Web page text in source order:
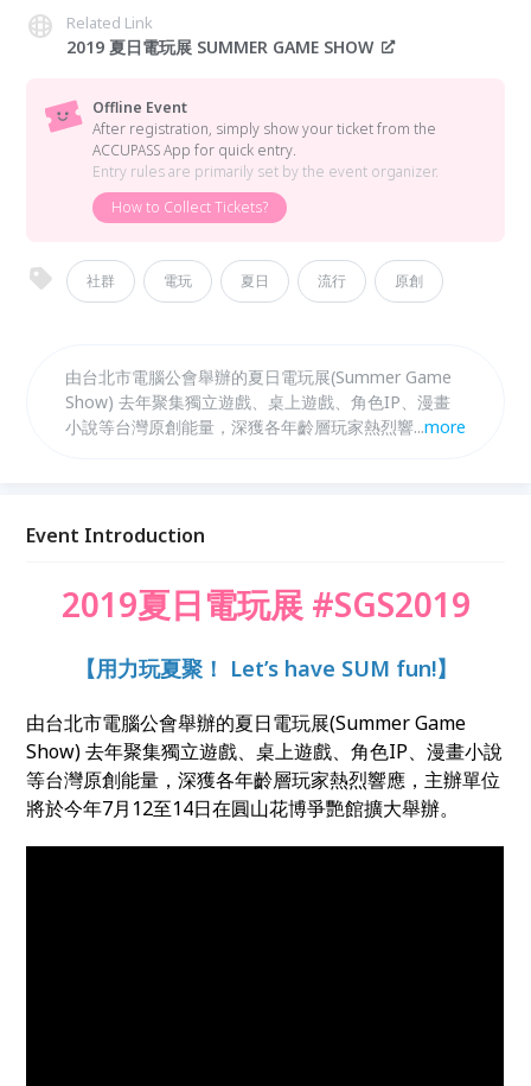
Related Link
2019 夏日電玩展 SUMMER GAME SHOW
Offline Event
After registration, simply show your ticket from the
ACCUPASS App for quick entry.
Entry rules are primarily set by the event organizer.
How to Collect Tickets?
社群 電玩 夏日 流行 原創
由台北市電腦公會舉辦的夏日電玩展(Summer Game
Show) 去年聚集獨立遊戲、桌上遊戲、角色IP、漫畫
小說等台灣原創能量，深獲各年齡層玩家熱烈響應，主
電競賽事、直播娛樂、玩家見面會、Cosplay、模型玩
...more
Event Introduction
2019夏日電玩展 #SGS2019
【用力玩夏聚！ Let’s have SUM fun!】
由台北市電腦公會舉辦的夏日電玩展(Summer Game
Show) 去年聚集獨立遊戲、桌上遊戲、角色IP、漫畫小說
等台灣原創能量，深獲各年齡層玩家熱烈響應，主辦單位
將於今年7月12至14日在圓山花博爭艷館擴大舉辦。